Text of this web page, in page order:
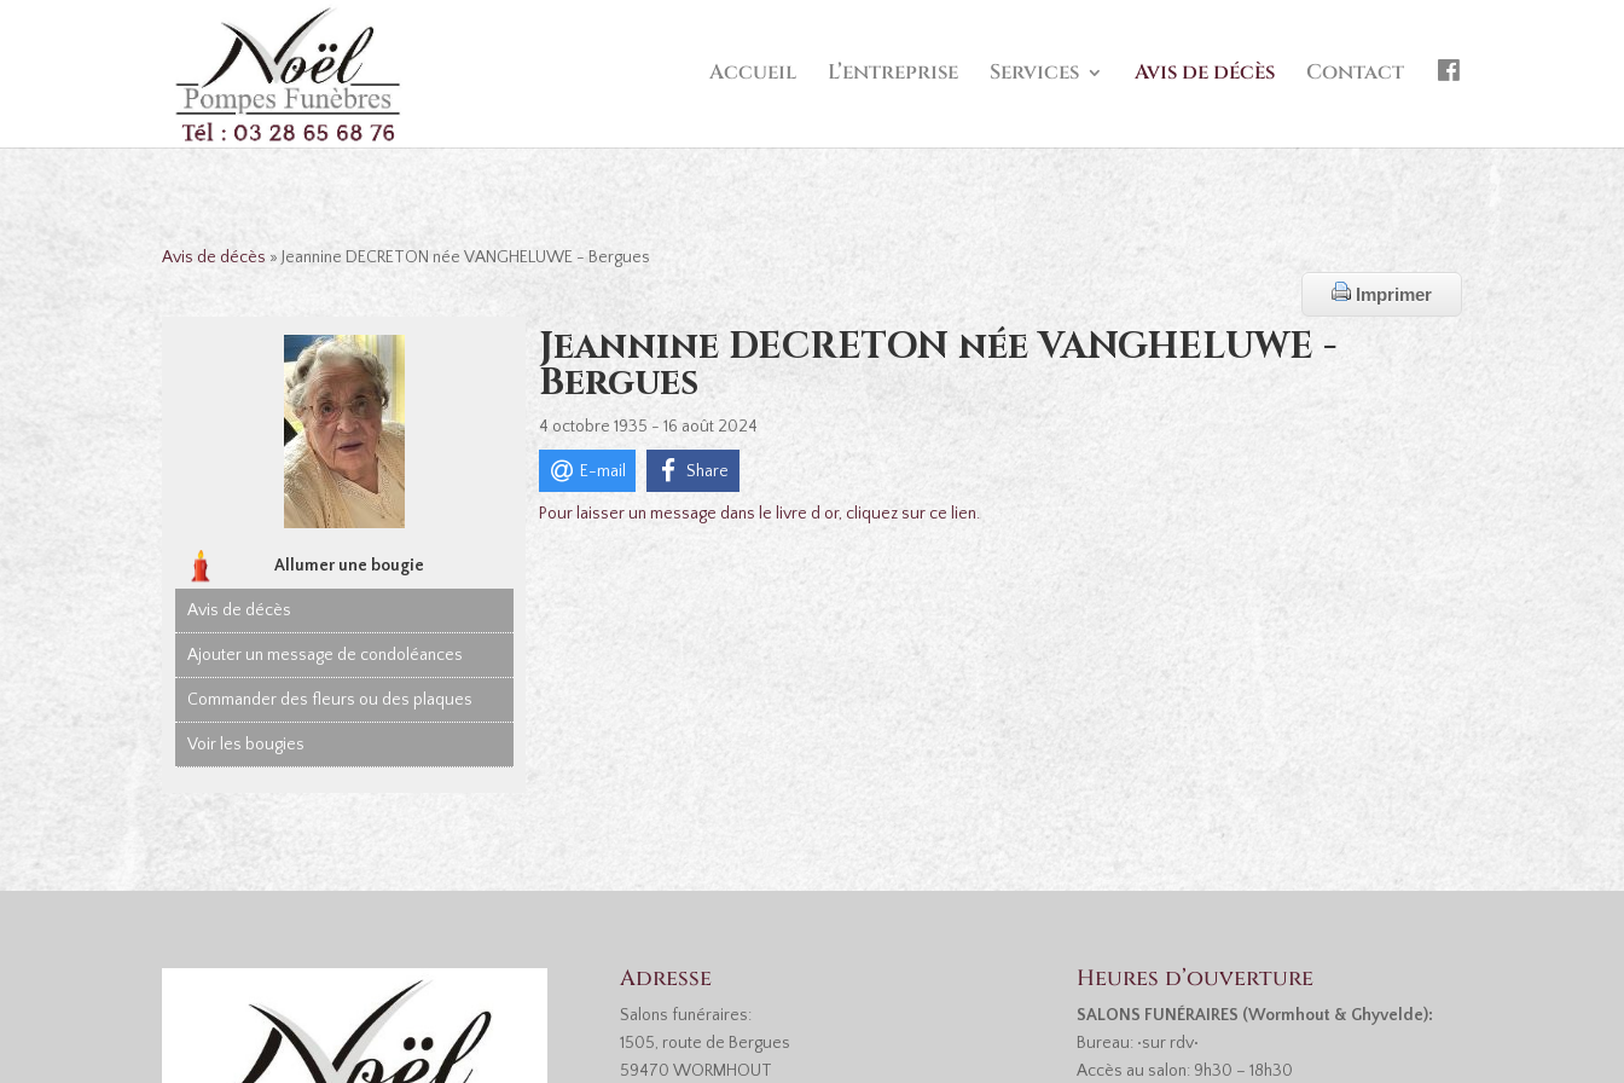
Accueil L’entreprise Services Avis de décès Contact
Avis de décès » Jeannine DECRETON née VANGHELUWE - Bergues
Imprimer
Allumer une bougie
Avis de décès
Ajouter un message de condoléances
Commander des fleurs ou des plaques
Voir les bougies
Jeannine DECRETON née VANGHELUWE -
Bergues
4 octobre 1935 - 16 août 2024
E-mail Share
Pour laisser un message dans le livre d or, cliquez sur ce lien.
Adresse
Salons funéraires:
1505, route de Bergues
59470 WORMHOUT
Heures d’ouverture
SALONS FUNÉRAIRES (Wormhout & Ghyvelde):
Bureau: •sur rdv•
Accès au salon: 9h30 – 18h30